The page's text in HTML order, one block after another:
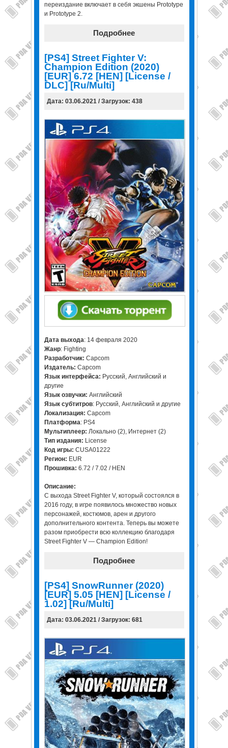
переиздание включает в себя экшены Prototype
и Prototype 2.
Подробнее
[PS4] Street Fighter V:
Champion Edition (2020)
[EUR] 6.72 [HEN] [License /
DLC] [Ru/Multi]
Дата: 03.06.2021 / Загрузок: 438
Дата выхода: 14 февраля 2020
Жанр: Fighting
Разработчик: Capcom
Издатель: Capcom
Язык интерфейса: Русский, Английский и
другие
Язык озвучки: Английский
Язык субтитров: Русский, Английский и другие
Локализация: Capcom
Платформа: PS4
Мультиплеер: Локально (2), Интернет (2)
Тип издания: License
Код игры: CUSA01222
Регион: EUR
Прошивка: 6.72 / 7.02 / HEN
Описание:
С выхода Street Fighter V, который состоялся в
2016 году, в игре появилось множество новых
персонажей, костюмов, арен и другого
дополнительного контента. Теперь вы можете
разом приобрести всю коллекцию благодаря
Street Fighter V — Champion Edition!
Подробнее
[PS4] SnowRunner (2020)
[EUR] 5.05 [HEN] [License /
1.02] [Ru/Multi]
Дата: 03.06.2021 / Загрузок: 681